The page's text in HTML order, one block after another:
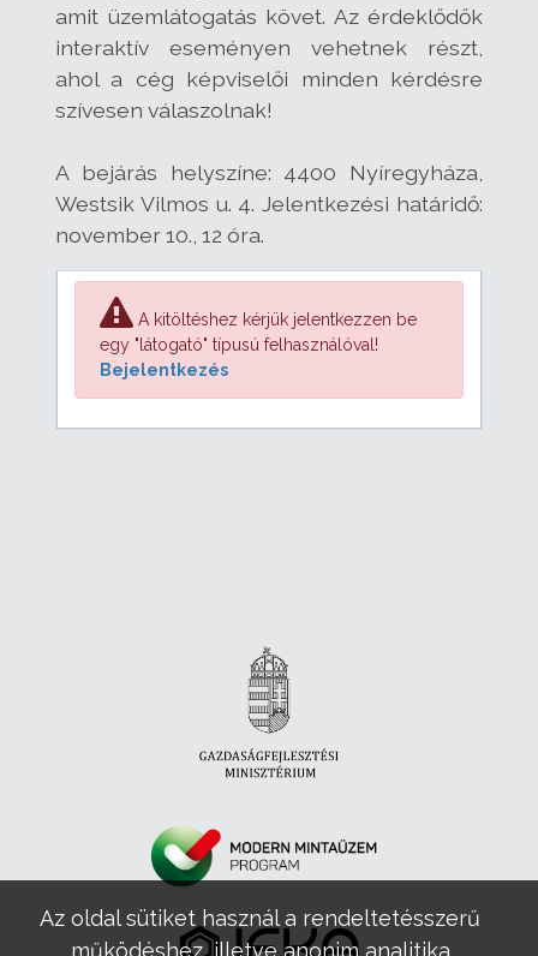
amit üzemlátogatás követ. Az érdeklődők
interaktív eseményen vehetnek részt,
ahol a cég képviselői minden kérdésre
szívesen válaszolnak!
A bejárás helyszíne: 4400 Nyíregyháza,
Westsik Vilmos u. 4. Jelentkezési határidő:
november 10., 12 óra.
A kitöltéshez kérjük jelentkezzen be
egy "látogató" típusú felhasználóval!
Bejelentkezés
Az oldal sütiket használ a rendeltetésszerű
működéshez, illetve anonim analitika